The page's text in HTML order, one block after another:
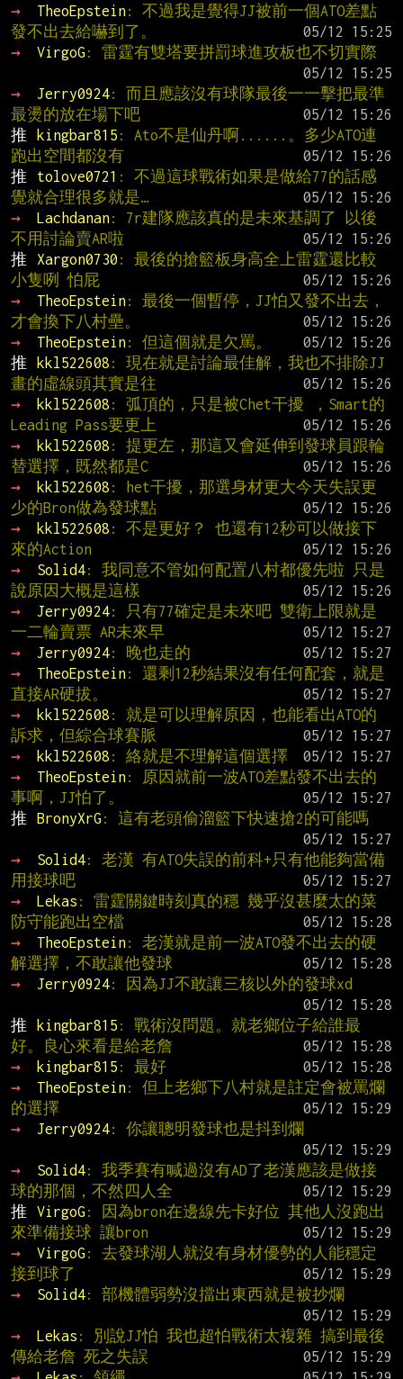
→
TheoEpstein: 不過我是覺得JJ被前一個ATO差點
發不出去給嚇到了。
→
VirgoG: 雷霆有雙塔要拼罰球進攻板也不切實際
→
Jerry0924: 而且應該沒有球隊最後一一擊把最準
最燙的放在場下吧
推
kingbar815 : Ato不是仙丹啊......。多少ATO連
跑出空間都沒有
推
tolove0721 : 不過這球戰術如果是做給77的話感
覺就合理很多就是…
→
Lachdanan: 7r建隊應該真的是未來基調了 以後
不用討論賣AR啦
推
Xargon0730 : 最後的搶籃板身高全上雷霆還比較
小隻咧 怕屁
→
TheoEpstein: 最後一個暫停，JJ怕又發不出去，
才會換下八村壘。
→
TheoEpstein: 但這個就是欠罵。
推
kkl522608 : 現在就是討論最佳解，我也不排除JJ
畫的虛線頭其實是往
→
kkl522608 : 弧頂的，只是被Chet干擾 ，Smart的
Leading Pass要更上
→
kkl522608 : 提更左，那這又會延伸到發球員跟輪
替選擇，既然都是C
→
kkl522608 : het干擾，那選身材更大今天失誤更
少的Bron做為發球點
→
kkl522608 : 不是更好？ 也還有12秒可以做接下
來的Action
→
Solid4: 我同意不管如何配置八村都優先啦 只是
說原因大概是這樣
→
Jerry0924: 只有77確定是未來吧 雙衛上限就是
一二輪賣票 AR未來早
→
Jerry0924: 晚也走的
→
TheoEpstein: 還剩12秒結果沒有任何配套，就是
直接AR硬拔。
→
kkl522608 : 就是可以理解原因，也能看出ATO的
訴求，但綜合球賽脈
→
kkl522608 : 絡就是不理解這個選擇
→
TheoEpstein: 原因就前一波ATO差點發不出去的
事啊，JJ怕了。
推
BronyXrG: 這有老頭偷溜籃下快速搶2的可能嗎
→
Solid4: 老漢 有ATO失誤的前科+只有他能夠當備
用接球吧
→
Lekas : 雷霆關鍵時刻真的穩 幾乎沒甚麼太的菜
防守能跑出空檔
→
TheoEpstein: 老漢就是前一波ATO發不出去的硬
解選擇，不敢讓他發球
→
Jerry0924: 因為JJ不敢讓三核以外的發球xd
推
kingbar815 : 戰術沒問題。就老鄉位子給誰最
好。良心來看是給老詹
→
kingbar815 : 最好
→
TheoEpstein: 但上老鄉下八村就是註定會被罵爛
的選擇
→
Jerry0924: 你讓聰明發球也是抖到爛
→
Solid4: 我季賽有喊過沒有AD了老漢應該是做接
球的那個，不然四人全
推
VirgoG: 因為bron在邊線先卡好位 其他人沒跑出
來準備接球 讓bron
→
VirgoG: 去發球湖人就沒有身材優勢的人能穩定
接到球了
→
Solid4: 部機體弱勢沒擋出東西就是被抄爛
→
Lekas : 別說JJ怕 我也超怕戰術太複雜 搞到最後
傳給老詹 死之失誤